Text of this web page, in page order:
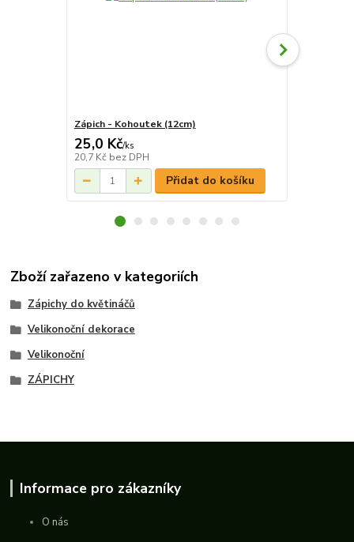
Zápich - Kohoutek (12cm)
25,0 Kč/ks
20,7 Kč bez DPH
Přidat do košíku
Zboží zařazeno v kategoriích
Zápichy do květináčů
Velikonoční dekorace
Velikonoční
ZÁPICHY
Informace pro zákazníky
O nás